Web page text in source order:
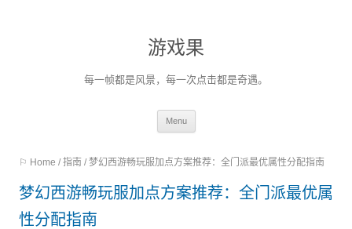
游戏果
每一帧都是风景，每一次点击都是奇遇。
Menu
content
⚐ Home / 指南 / 梦幻西游畅玩服加点方案推荐：全门派最优属性分配指南
梦幻西游畅玩服加点方案推荐：全门派最优属
性分配指南